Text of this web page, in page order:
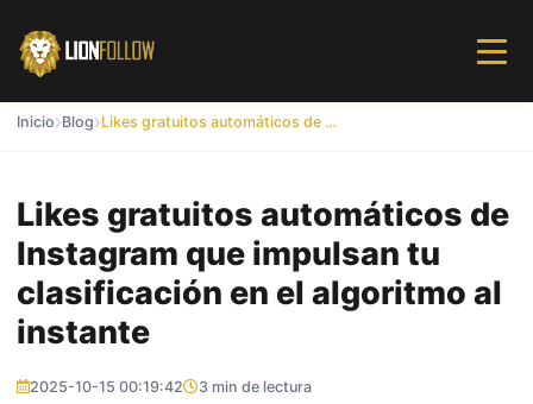
Inicio Blog Likes gratuitos automáticos de Instagram que impulsan tu clasificación en el algoritmo al instante
Likes gratuitos automáticos de
Instagram que impulsan tu
clasificación en el algoritmo al
instante
2025-10-15 00:19:42 3 min de lectura